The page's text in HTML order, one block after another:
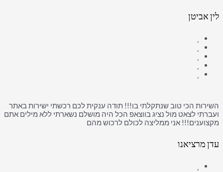
לין אביטן
השירות הכי טוב שנתקלתי בו!!! תודה ענקית לכם רכשתי ישירות באתר
ועברתי לצאט מול נציג בווצאפ הכל היה מושלם נשארתי ללא מילים אתם
מקצוענים!!! אני ממליצה לכולם לרכוש מהם
עדן מרציאנו